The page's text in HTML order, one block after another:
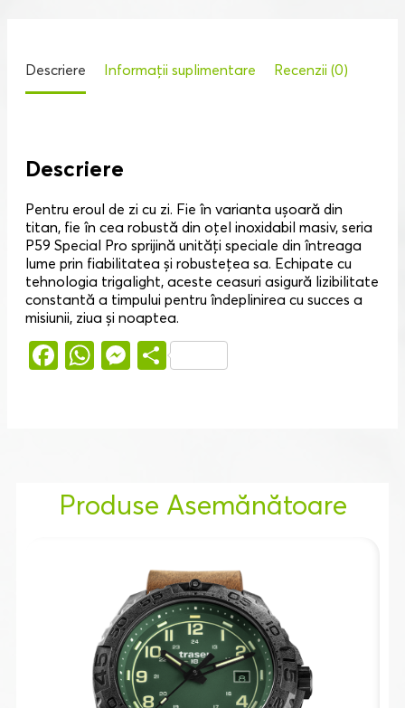
Descriere Informații suplimentare Recenzii (0)
Descriere
Pentru eroul de zi cu zi. Fie în varianta ușoară din
titan, fie în cea robustă din oțel inoxidabil masiv, seria
P59 Special Pro sprijină unități speciale din întreaga
lume prin fiabilitatea și robustețea sa. Echipate cu
tehnologia trigalight, aceste ceasuri asigură lizibilitate
constantă a timpului pentru îndeplinirea cu succes a
misiunii, ziua și noaptea.
Facebook
WhatsApp
Messenger
Partajează
Produse Asemănătoare